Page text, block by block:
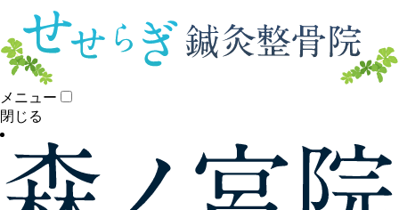
メニュー
閉じる